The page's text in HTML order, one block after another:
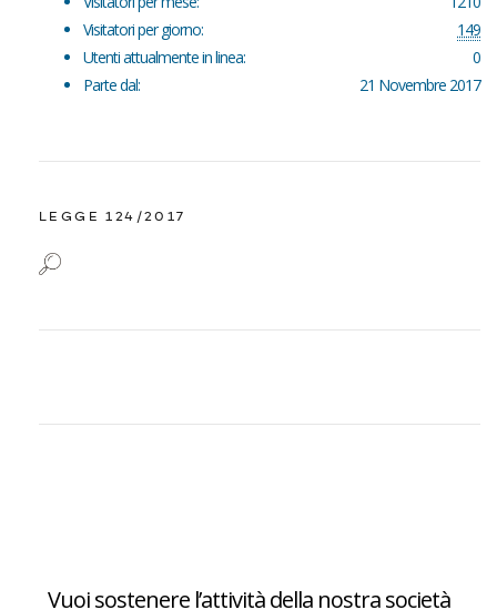
149
Visitatori per giorno:
0
Utenti attualmente in linea:
21 Novembre 2017
Parte dal:
LEGGE 124/2017
Vuoi sostenere l’attività della nostra società